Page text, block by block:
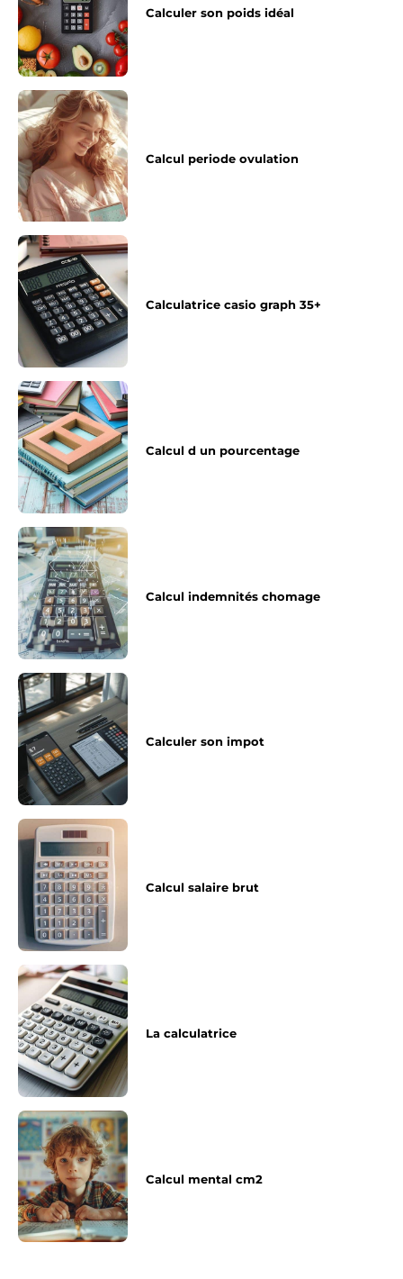
Calculer son poids idéal
Calcul periode ovulation
Calculatrice casio graph 35+
Calcul d un pourcentage
Calcul indemnités chomage
Calculer son impot
Calcul salaire brut
La calculatrice
Calcul mental cm2